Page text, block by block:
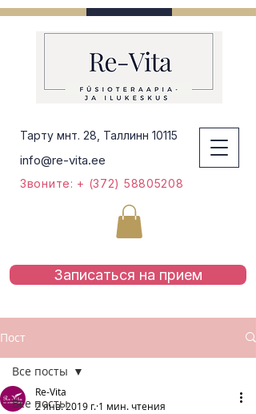
Тарту мнт. 28, Таллинн 10115
info@re-vita.ee
Звоните: + (372) 58805208
Записаться на приeм
Пост
Все посты
Все посты
Re-Vita
2 янв. 2019 г. 1 мин. чтения